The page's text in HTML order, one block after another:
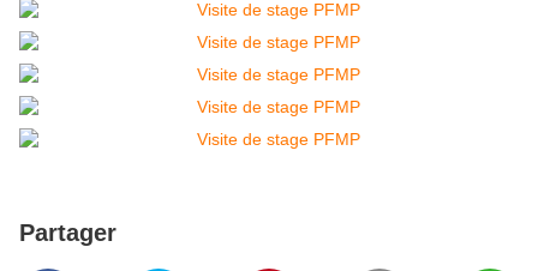
Partager